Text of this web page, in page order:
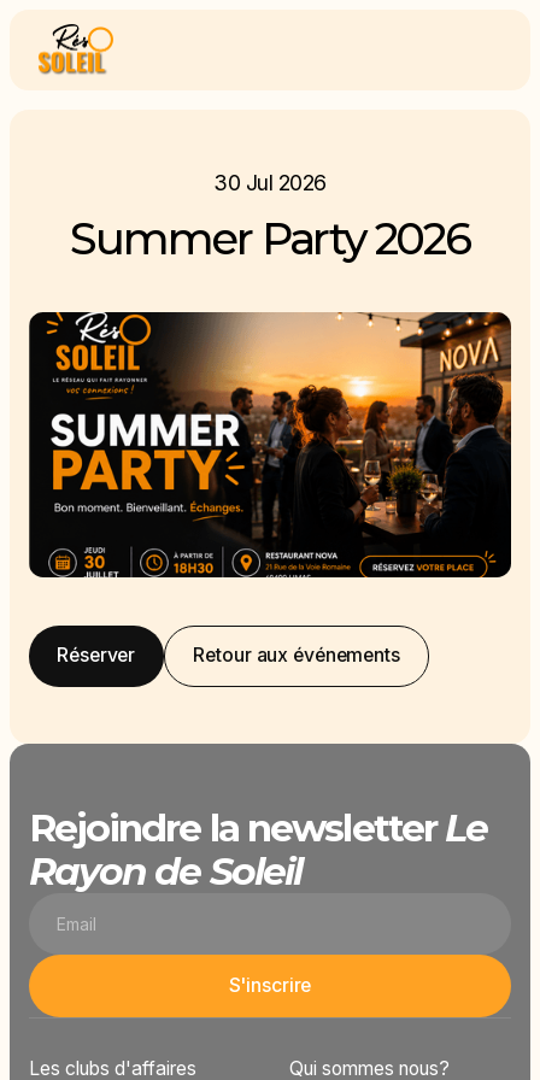
30 Jul 2026
Summer Party 2026
Réserver Retour aux événements
Rejoindre la newsletterLe
Rayon de Soleil
Les clubs d'affaires Qui sommes nous?